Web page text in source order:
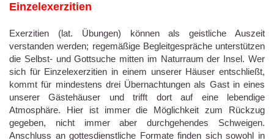
Einzelexerzitien
Exerzitien (lat. Übungen) können als geistliche Auszeit
verstanden werden; regemäßige Begleitgespräche unterstützen
die Selbst- und Gottsuche mitten im Naturraum der Insel. Wer
sich für Einzelexerzitien in einem unserer Häuser entschließt,
kommt für mindestens drei Übernachtungen als Gast in eines
unserer Gästehäuser und trifft dort auf eine lebendige
Atmosphäre. Hier ist immer die Möglichkeit zum Rückzug
gegeben, nicht immer aber durchgehendes Schweigen.
Anschluss an gottesdienstliche Formate finden sich sowohl in